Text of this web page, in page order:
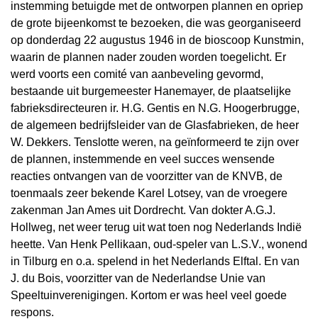
instemming betuigde met de ontworpen plannen en opriep
de grote bijeenkomst te bezoeken, die was georganiseerd
op donderdag 22 augustus 1946 in de bioscoop Kunstmin,
waarin de plannen nader zouden worden toegelicht. Er
werd voorts een comité van aanbeveling gevormd,
bestaande uit burgemeester Hanemayer, de plaatselijke
fabrieksdirecteuren ir. H.G. Gentis en N.G. Hoogerbrugge,
de algemeen bedrijfsleider van de Glasfabrieken, de heer
W. Dekkers. Tenslotte weren, na geïnformeerd te zijn over
de plannen, instemmende en veel succes wensende
reacties ontvangen van de voorzitter van de KNVB, de
toenmaals zeer bekende Karel Lotsey, van de vroegere
zakenman Jan Ames uit Dordrecht. Van dokter A.G.J.
Hollweg, net weer terug uit wat toen nog Nederlands Indië
heette. Van Henk Pellikaan, oud-speler van L.S.V., wonend
in Tilburg en o.a. spelend in het Nederlands Elftal. En van
J. du Bois, voorzitter van de Nederlandse Unie van
Speeltuinverenigingen. Kortom er was heel veel goede
respons.